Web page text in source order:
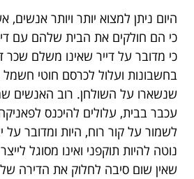
היום ניתן למצוא יותר ויותר
כי הם חולקים את הבית שלהם עם
כי מדובר על דייר שאינו משלם שכר
בחשבונות ועלול לכרסם חוטי חשמל
שנשארו על השולחן. רוב האנשים
עכבר בבית, עלולים להיכנס
לשמור על קור רוח, היות ומדובר על
נוטה להיות תוקפני ואינו מסוגל
שאין שום סיבה לחלוק את הדירה